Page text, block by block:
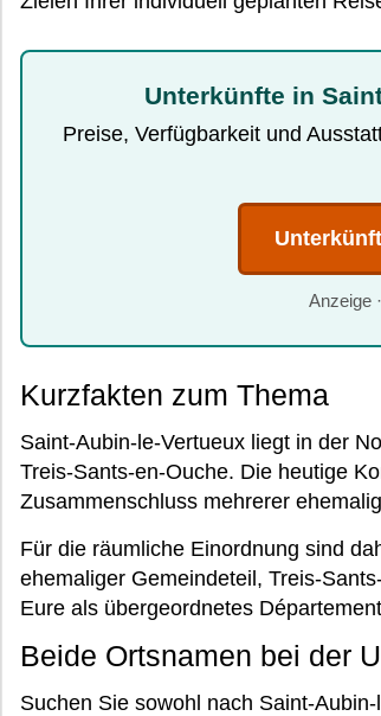
Unterkünfte in
Preise, Verfügbarkeit und
Anzeige
Kurzfakten zum Thema
Saint-Aubin-le-Vertueux liegt in der
Treis-Sants-en-Ouche. Die heutige
Zusammenschluss mehrerer
Für die räumliche Einordnung sind
ehemaliger Gemeindeteil, Treis-
Eure als übergeordnetes
Beide Ortsnamen bei der
Suchen Sie sowohl nach Saint-